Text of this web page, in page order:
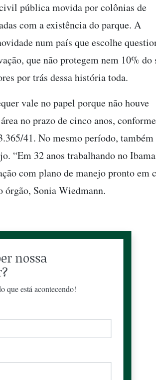
pública movida por colônias de
com a existência do parque. A
num país que escolhe
que não protegem nem 10% do
por trás dessa história toda.
vale no papel porque não houve
no prazo de cinco anos, conforme
41. No mesmo período, também
“Em 32 anos trabalhando no
com plano de manejo pronto em
órgão, Sonia Wiedmann.
nossa
que está acontecendo!